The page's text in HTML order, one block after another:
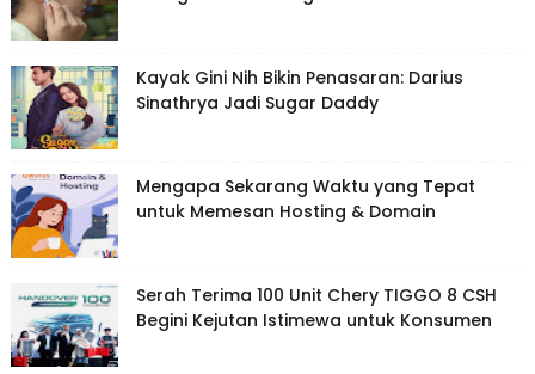
Kayak Gini Nih Bikin Penasaran: Darius
Sinathrya Jadi Sugar Daddy
Mengapa Sekarang Waktu yang Tepat
untuk Memesan Hosting & Domain
Serah Terima 100 Unit Chery TIGGO 8 CSH
Begini Kejutan Istimewa untuk Konsumen